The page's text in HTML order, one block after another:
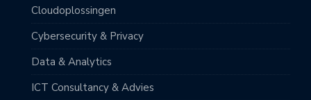
Cloudoplossingen
Cybersecurity & Privacy
Data & Analytics
ICT Consultancy & Advies